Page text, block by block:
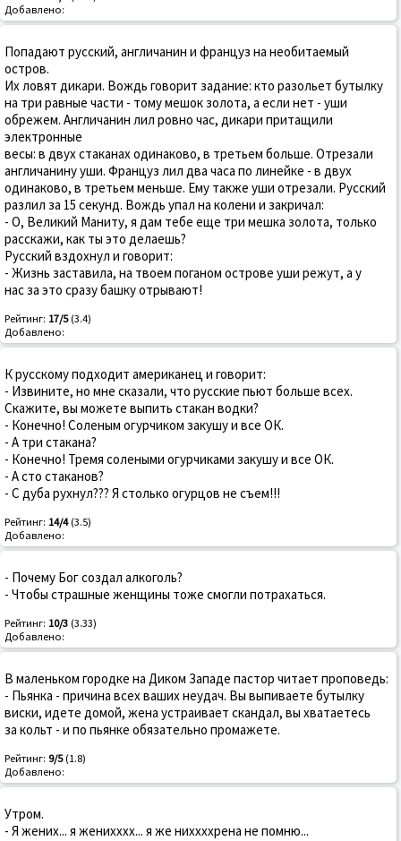
Добавлено:
Попадают русский, англичанин и француз на необитаемый
остров.
Их ловят дикари. Вождь говорит задание: кто разольет бутылку
на три равные части - тому мешок золота, а если нет - уши
обрежем. Англичанин лил ровно час, дикари притащили
электронные
весы: в двух стаканах одинаково, в третьем больше. Отрезали
англичанину уши. Француз лил два часа по линейке - в двух
одинаково, в третьем меньше. Ему также уши отрезали. Русский
разлил за 15 секунд. Вождь упал на колени и закричал:
- O, Великий Маниту, я дам тебе еще три мешка золота, только
расскажи, как ты это делаешь?
Русский вздохнул и говорит:
- Жизнь заставила, на твоем поганом острове уши режут, а у
нас за это сразу башку отрывают!
Рейтинг: 17/5(3.4)
Добавлено:
К русскому подходит американец и говорит:
- Извините, но мне сказали, что русские пьют больше всех.
Скажите, вы можете выпить стакан водки?
- Конечно! Соленым огурчиком закушу и все ОК.
- А три стакана?
- Конечно! Тремя солеными огурчиками закушу и все ОК.
- А сто стаканов?
- С дуба рухнул??? Я столько огурцов не съем!!!
Рейтинг: 14/4(3.5)
Добавлено:
- Почему Бог создал алкоголь?
- Чтобы страшные женщины тоже смогли потрахаться.
Рейтинг: 10/3 (3.33)
Добавлено:
В маленьком городке на Диком Западе пастор читает проповедь:
- Пьянка - причина всех ваших неудач. Вы выпиваете бутылку
виски, идете домой, жена устраивает скандал, вы хватаетесь
за кольт - и по пьянке обязательно промажете.
Рейтинг: 9/5(1.8)
Добавлено:
Утром.
- Я жених... я женихххх... я же ниххххрена не помню...